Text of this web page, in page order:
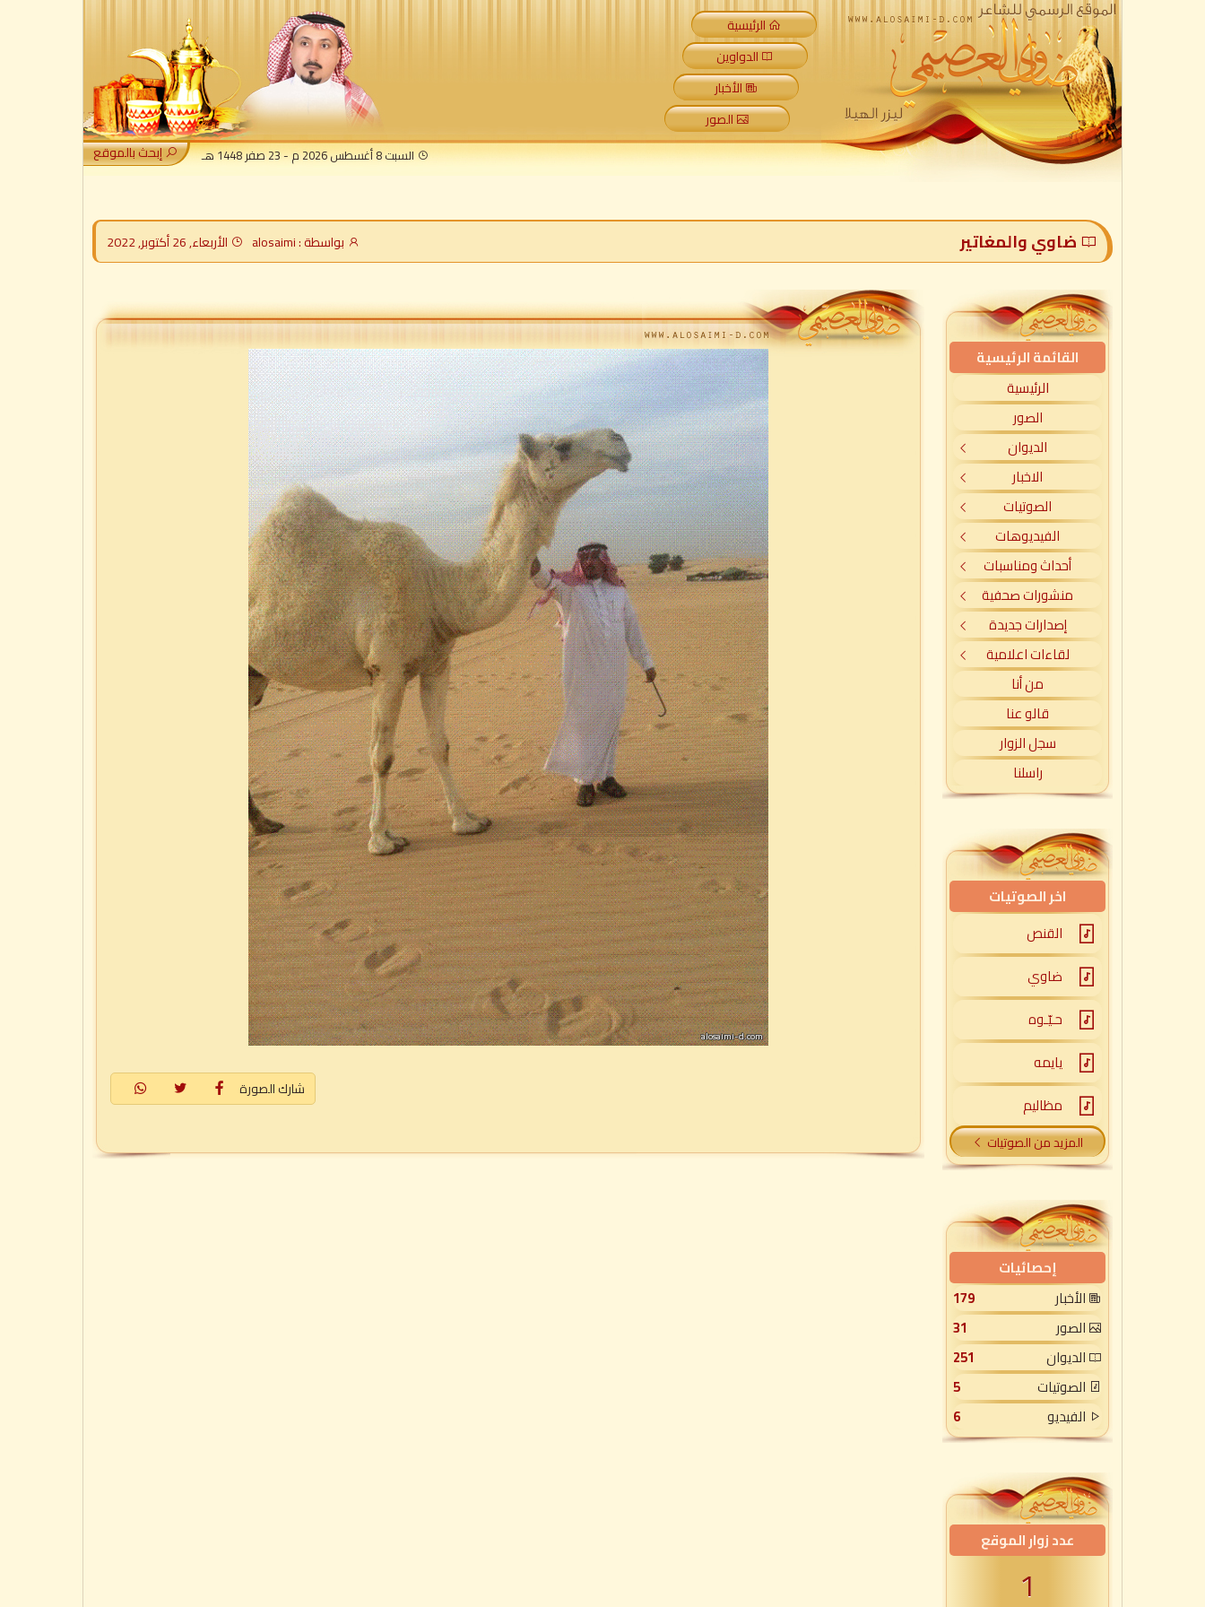
الرئيسية
الدواوين
الأخبار
الصور
إبحث بالموقع
السبت 8 أغسطس 2026 م - 23 صفر 1448 هـ
ضاوي والمغاتير بواسطة : alosaimi الأربعاء, 26 أكتوبر, 2022
شارك الصورة
القائمة الرئيسية
الرئيسية
الصور
الديوان
الاخبار
الصوتيات
الفيديوهات
أحداث ومناسبات
منشورات صحفية
إصدارات جديدة
لقاءات اعلامية
من أنا
قالو عنا
سجل الزوار
راسلنا
اخر الصوتيات
القنص
ضاوي
حـيّـوه
يايمه
مظاليم
المزيد من الصوتيات
إحصائيات
الأخبار
179
الصور
31
الديوان
251
الصوتيات
5
الفيديو
6
عدد زوار الموقع
1